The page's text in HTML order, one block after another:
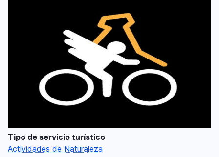
Tipo de servicio turístico
Actividades de Naturaleza